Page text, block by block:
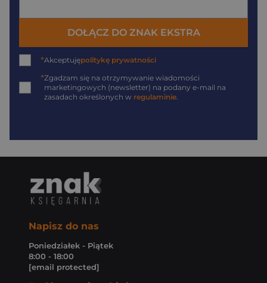
DOŁĄCZ DO ZNAK EKSTRA
*Akceptujępolitykę prywatności
*Zgadzam się na otrzymywanie wiadomości
marketingowych (newsletter) na podany e-mail na
zasadach określonych w regulaminie
Napisz do nas
Poniedziałek - Piątek
8:00 - 18:00
[email protected]